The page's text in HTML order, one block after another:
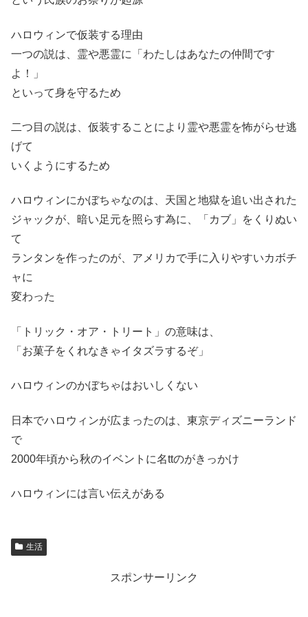
ハロウィンで仮装する理由
一つの説は、霊や悪霊に「わたしはあなたの仲間です
よ！」
といって身を守るため
二つ目の説は、仮装することにより霊や悪霊を怖がらせ逃
げて
いくようにするため
ハロウィンにかぼちゃなのは、天国と地獄を追い出された
ジャックが、暗い足元を照らす為に、「カブ」をくりぬい
て
ランタンを作ったのが、アメリカで手に入りやすいカボチ
ャに
変わった
「トリック・オア・トリート」の意味は、
「お菓子をくれなきゃイタズラするぞ」
ハロウィンのかぼちゃはおいしくない
日本でハロウィンが広まったのは、東京ディズニーランド
で
2000年頃から秋のイベントに名ttのがきっかけ
ハロウィンには言い伝えがある
生活
スポンサーリンク